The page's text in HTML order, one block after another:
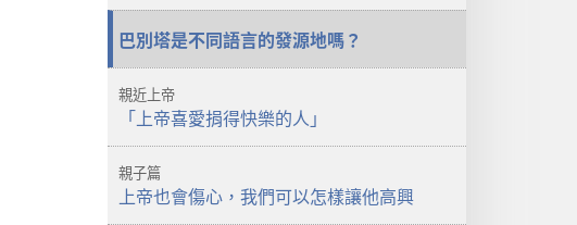
了？
巴別塔是不同語言的發源地嗎？
親近上帝
「上帝喜愛捐得快樂的人」
親子篇
上帝也會傷心，我們可以怎樣讓他高興